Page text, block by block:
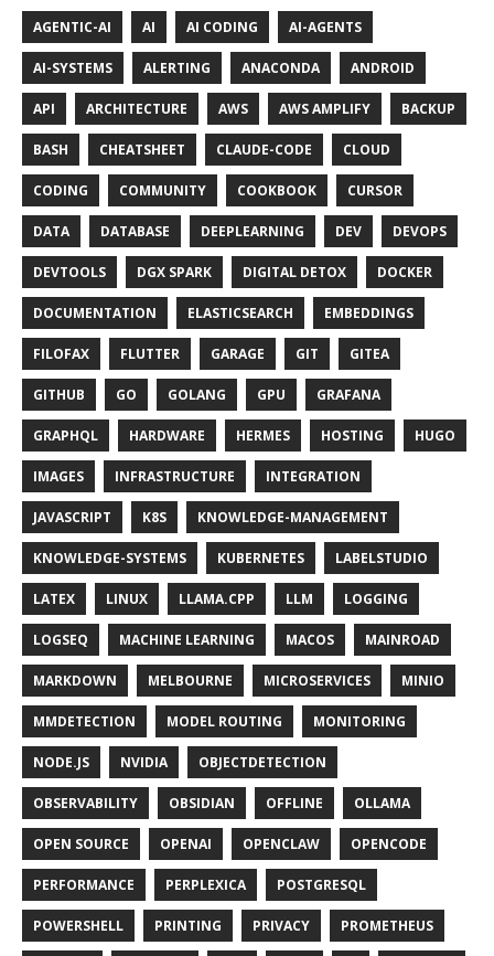
AGENTIC-AI AI AI CODING AI-AGENTS
AI-SYSTEMS ALERTING ANACONDA ANDROID
API ARCHITECTURE AWS AWS AMPLIFY BACKUP
BASH CHEATSHEET CLAUDE-CODE CLOUD
CODING COMMUNITY COOKBOOK CURSOR
DATA DATABASE DEEPLEARNING DEV DEVOPS
DEVTOOLS DGX SPARK DIGITAL DETOX DOCKER
DOCUMENTATION ELASTICSEARCH EMBEDDINGS
FILOFAX FLUTTER GARAGE GIT GITEA
GITHUB GO GOLANG GPU GRAFANA
GRAPHQL HARDWARE HERMES HOSTING HUGO
IMAGES INFRASTRUCTURE INTEGRATION
JAVASCRIPT K8S KNOWLEDGE-MANAGEMENT
KNOWLEDGE-SYSTEMS KUBERNETES LABELSTUDIO
LATEX LINUX LLAMA.CPP LLM LOGGING
LOGSEQ MACHINE LEARNING MACOS MAINROAD
MARKDOWN MELBOURNE MICROSERVICES MINIO
MMDETECTION MODEL ROUTING MONITORING
NODE.JS NVIDIA OBJECTDETECTION
OBSERVABILITY OBSIDIAN OFFLINE OLLAMA
OPEN SOURCE OPENAI OPENCLAW OPENCODE
PERFORMANCE PERPLEXICA POSTGRESQL
POWERSHELL PRINTING PRIVACY PROMETHEUS